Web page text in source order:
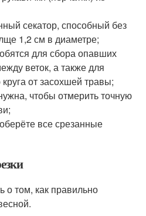
секатор, способный без
1,2 см в диаметре;
для сбора опавших
веток, а также для
от засохшей травы;
чтобы отмерить точную
все срезанные
о том, как правильно